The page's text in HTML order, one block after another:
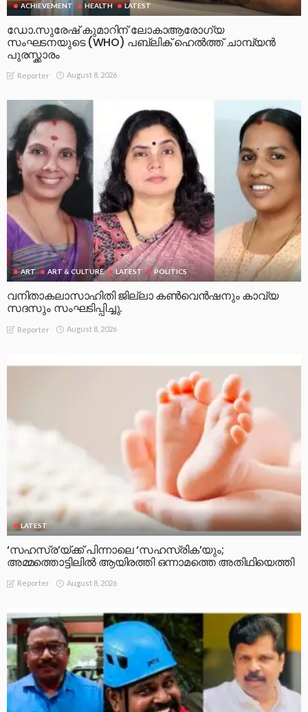
ACHIEVEMENT HEALTH LATEST
ഡോ.സുരേഷ് കുമാറിന് ലോകാആരോഗ്യ
സംഘടനയുടെ (WHO) പബ്ലിക് ഹെൽത്ത് ചാമ്പ്യൻ
പുരസ്ക്കാരം
Reporter August 8, 2026
ART ART & CULTURE LATEST POLITICS
വനിതാകലാസാഹിതി ജില്ലാ കൺവെൻഷനും കാവ്യ
സദസും സംഘടിപ്പിച്ചു.
Reporter August 8, 2026
LATEST
‘സഹസ്ര’യ്ക്ക് പിന്നാലെ ‘സഹസ്രിക’യും;
അമ്മത്തൊട്ടിലിൽ ആയിരത്തി ഒന്നാമത്തെ അതിഥിയെത്തി
Reporter August 8, 2026